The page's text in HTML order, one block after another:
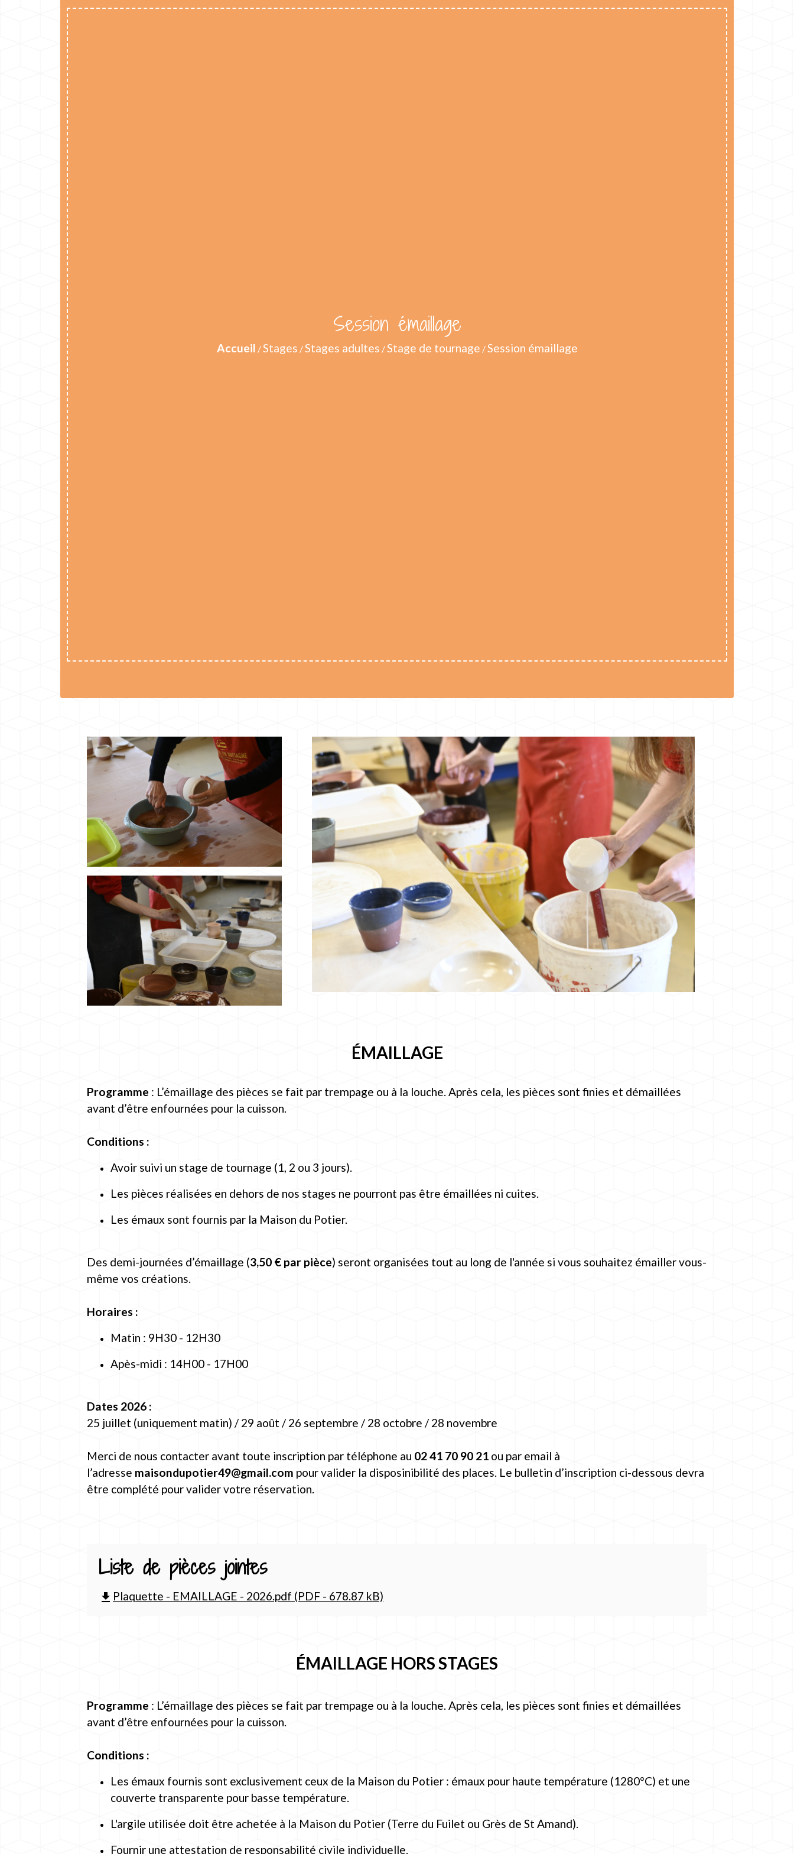
Session émaillage
Accueil /Stages /Stages adultes /Stage de tournage /Session émaillage
ÉMAILLAGE
Programme : L’émaillage des pièces se fait par trempage ou à la louche. Après cela, les pièces sont finies et démaillées
avant d’être enfournées pour la cuisson.
Conditions :
Avoir suivi un stage de tournage (1, 2 ou 3 jours).
Les pièces réalisées en dehors de nos stages ne pourront pas être émaillées ni cuites.
Les émaux sont fournis par la Maison du Potier.
Des demi-journées d’émaillage (3,50 € par pièce) seront organisées tout au long de l'année si vous souhaitez émailler vous-
même vos créations.
Horaires :
Matin : 9H30 - 12H30
Apès-midi : 14H00 - 17H00
Dates 2026 :
25 juillet (uniquement matin) / 29 août / 26 septembre / 28 octobre / 28 novembre
Merci de nous contacter avant toute inscription par téléphone au 02 41 70 90 21 ou par email à
l’adresse maisondupotier49@gmail.com pour valider la disposinibilité des places. Le bulletin d’inscription ci-dessous devra
être complété pour valider votre réservation.
Liste de pièces jointes
file_download Plaquette - EMAILLAGE - 2026.pdf (PDF - 678.87 kB)
ÉMAILLAGE HORS STAGES
Programme : L’émaillage des pièces se fait par trempage ou à la louche. Après cela, les pièces sont finies et démaillées
avant d’être enfournées pour la cuisson.
Conditions :
Les émaux fournis sont exclusivement ceux de la Maison du Potier : émaux pour haute température (1280°C) et une
couverte transparente pour basse température.
L'argile utilisée doit être achetée à la Maison du Potier (Terre du Fuilet ou Grès de St Amand).
Fournir une attestation de responsabilité civile individuelle.